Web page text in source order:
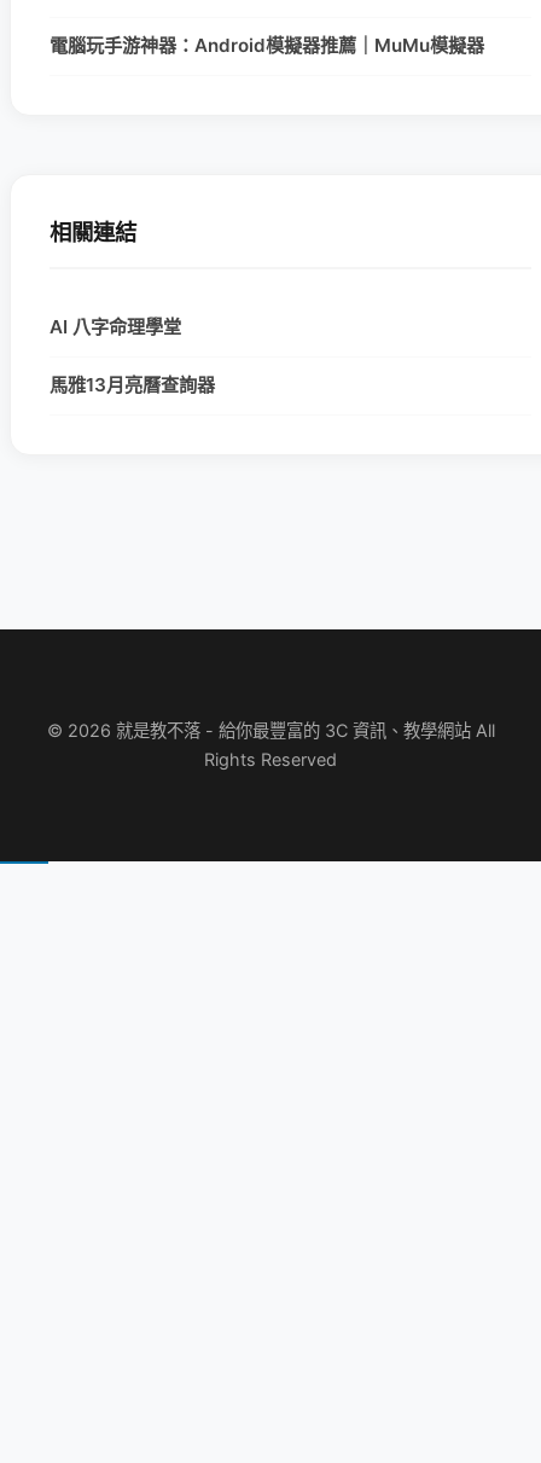
電腦玩手游神器：Android模擬器推薦｜MuMu模擬器
相關連結
AI 八字命理學堂
馬雅13月亮曆查詢器
© 2026 就是教不落 - 給你最豐富的 3C 資訊、教學網站 All
Rights Reserved